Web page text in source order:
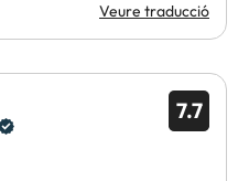
Veure traducció
7.7